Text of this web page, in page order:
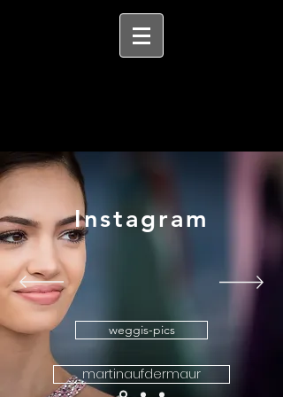
Instagram
weggis-pics
martinaufdermaur